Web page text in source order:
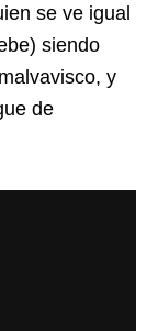
se ve igual
siendo
y
de